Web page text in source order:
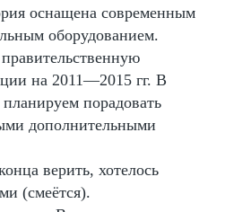
оснащена современным
оборудованием.
на 2011—2015 гг. В
порадовать
дополнительными
верить, хотелось
(смеётся).